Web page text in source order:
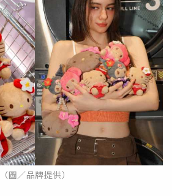
（圖／品牌提供）